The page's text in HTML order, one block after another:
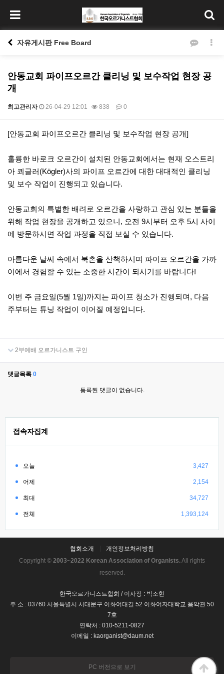
자유게시판 Free Board
안동교회 파이프오르간 클리닝 및 보수작업 현장 공
개
최고관리자 26-04-29 12:01 838 0
본문
[안동교회 파이프오르간 클리닝 및 보수작업 현장 공개]
훌륭한 바로크 오르간이 설치된 안동교회에서는 현재 오스트리
아 쾨글러(Kögler)사의 파이프 오르간에 대한 대대적인 클리닝
및 보수 작업이 진행되고 있습니다.
안동교회의 특별한 배려로 오르간을 사랑하고 관심 있는 분들을
위해 작업 현장을 공개하고 있으니, 오전 9시부터 오후 5시 사이
에 방문하시면 작업 과정을 직접 보실 수 있습니다.
아름다운 날씨 속에서 북촌을 산책하시며 파이프 오르간을 가까
이에서 경험할 수 있는 소중한 시간이 되시기를 바랍니다!
이번 주 금요일(5월 1일)까지는 파이프 청소가 진행되며, 다음
주부터는 튜닝 작업이 이어질 예정입니다.
2부예배 오르가니스트 구인
댓글목록 0
등록된 댓글이 없습니다.
접속자집계
오늘 3,427
어제 2,154
최대 34,727
전체 1,393,124
협회소개
개인정보처리방침
Copyright © 2003~2022 Korean Association of Organists.All rights
reserved.
한국오르가니스트협회 / 이사장 : 박소현
주 소 : 03760 서울특별시 서대문구 이화여대길 52 이화여자대학교 음악관 50
7호
연락처 : 010-5211-0827
이메일 : kaorganist@daum.net
PC 버전으로 보기